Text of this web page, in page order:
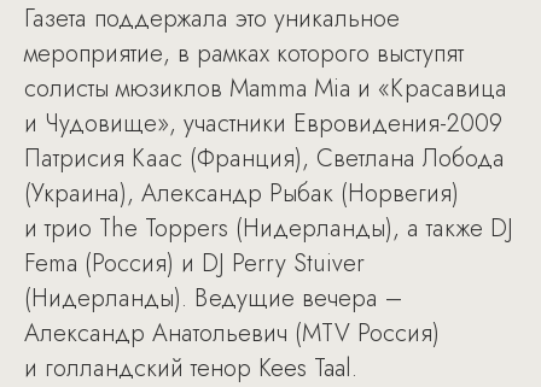
Газета поддержала это уникальное
мероприятие, в рамках которого выступят
солисты мюзиклов Mamma Mia и «Красавица
и Чудовище», участники Евровидения-2009
Патрисия Каас (Франция), Светлана Лобода
(Украина), Александр Рыбак (Норвегия)
и трио The Toppers (Нидерланды), а также DJ
Fema (Россия) и DJ Perry Stuiver
(Нидерланды). Ведущие вечера –
Александр Анатольевич (MTV Россия)
и голландский тенор Kees Taal.